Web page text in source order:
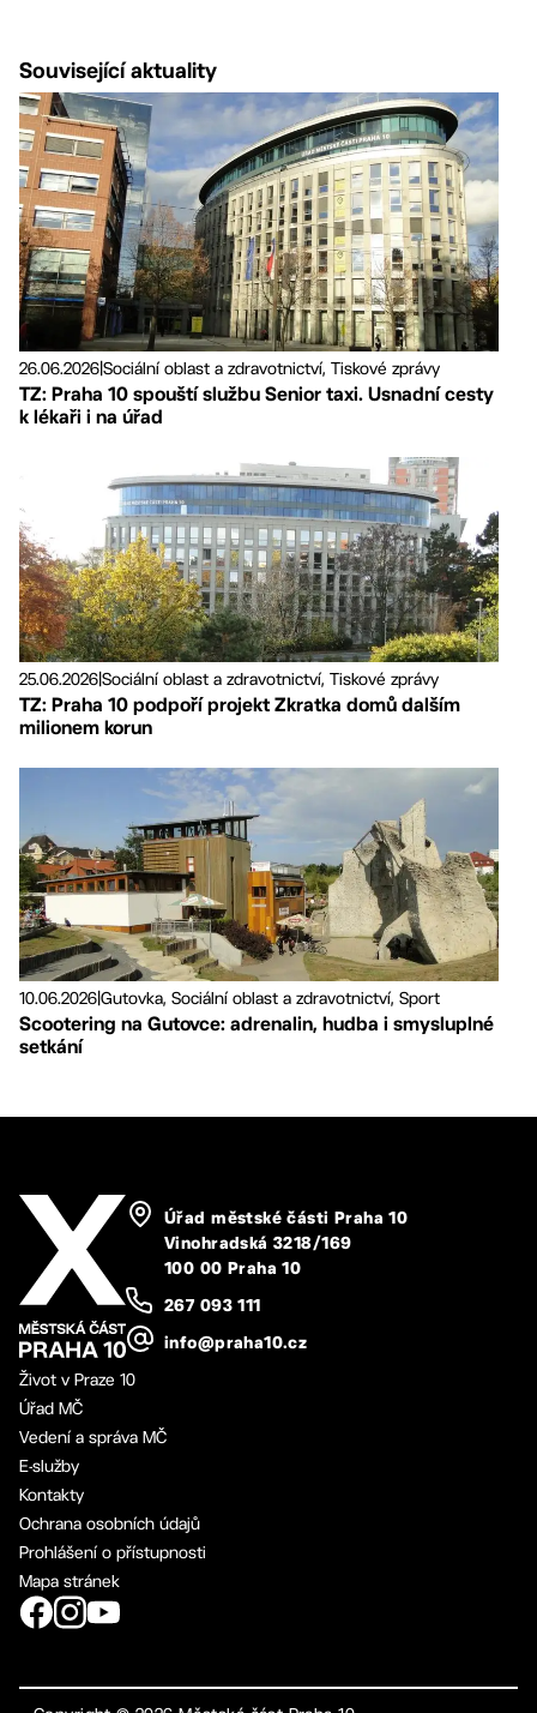
Související aktuality
26.06.2026Sociální oblast a zdravotnictví, Tiskové zprávy
TZ: Praha 10 spouští službu Senior taxi. Usnadní cesty
k lékaři i na úřad
25.06.2026Sociální oblast a zdravotnictví, Tiskové zprávy
TZ: Praha 10 podpoří projekt Zkratka domů dalším
milionem korun
10.06.2026Gutovka, Sociální oblast a zdravotnictví, Sport
Scootering na Gutovce: adrenalin, hudba i smysluplné
setkání
Úřad městské části Praha 10
Vinohradská 3218/169
100 00 Praha 10
267 093 111
info@praha10.cz
Život v Praze 10
Úřad MČ
Vedení a správa MČ
E-služby
Kontakty
Ochrana osobních údajů
Prohlášení o přístupnosti
Mapa stránek